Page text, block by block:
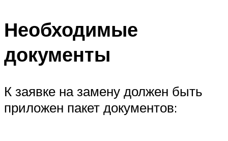
Необходимые
документы
К заявке на замену должен быть
приложен пакет документов: